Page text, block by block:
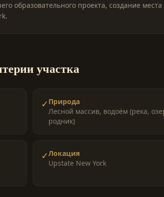
образовательного проекта, создание
участка
✓ Природа
Лесной массив, водоём (река,
родник)
✓Локация
Upstate New York